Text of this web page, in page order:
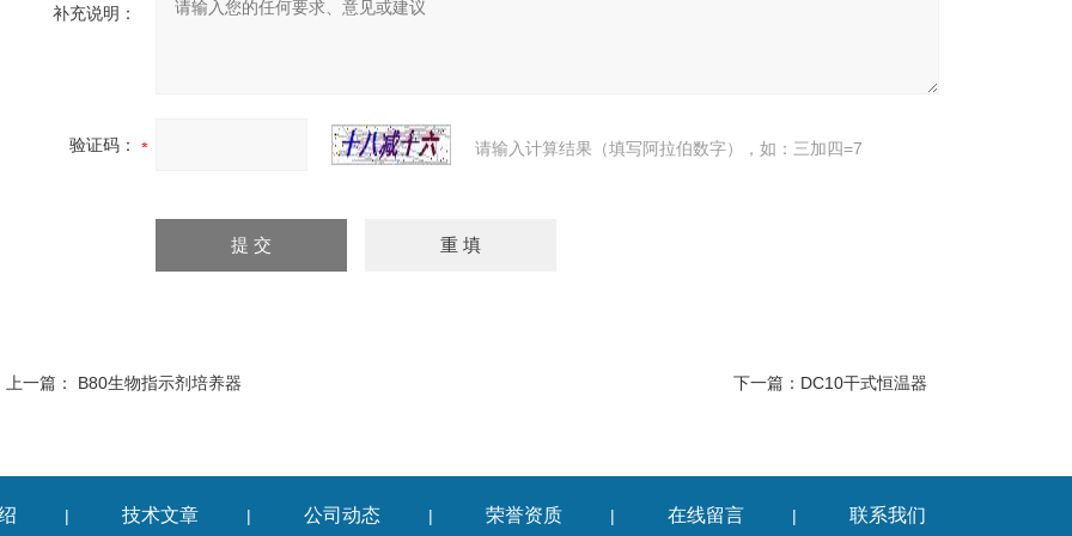
补充说明：
验证码： 请输入计算结果（填写阿拉伯数字），如：三加四=7
上一篇： B80生物指示剂培养器 下一篇： DC10干式恒温器
| 技术文章 | 公司动态 | 荣誉资质 | 在线留言 | 联系我们